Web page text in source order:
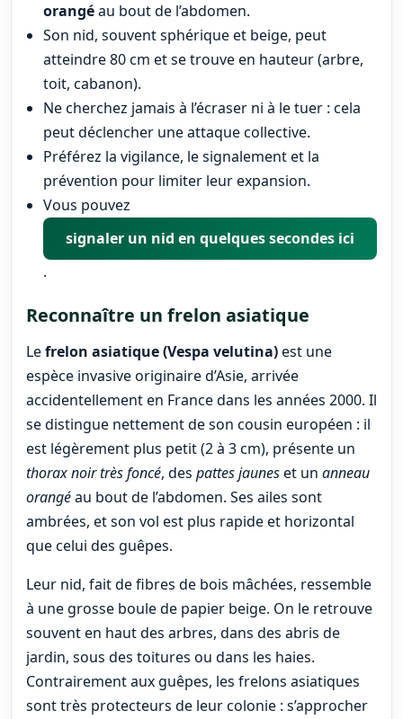
orangéau bout de l’abdomen.
Son nid, souvent sphérique et beige, peut
atteindre 80 cm et se trouve en hauteur (arbre,
toit, cabanon).
Ne cherchez jamais à l’écraser ni à le tuer : cela
peut déclencher une attaque collective.
Préférez la vigilance, le signalement et la
prévention pour limiter leur expansion.
Vous pouvez
signaler un nid en quelques secondes ici
.
Reconnaître un frelon asiatique
Lefrelon asiatique (Vespa velutina)est une
espèce invasive originaire d’Asie, arrivée
accidentellement en France dans les années 2000. Il
se distingue nettement de son cousin européen : il
est légèrement plus petit (2 à 3 cm), présente un
thorax noir très foncé, des pattes jauneset un anneau
orangéau bout de l’abdomen. Ses ailes sont
ambrées, et son vol est plus rapide et horizontal
que celui des guêpes.
Leur nid, fait de fibres de bois mâchées, ressemble
à une grosse boule de papier beige. On le retrouve
souvent en haut des arbres, dans des abris de
jardin, sous des toitures ou dans les haies.
Contrairement aux guêpes, les frelons asiatiques
sont très protecteurs de leur colonie : s’approcher